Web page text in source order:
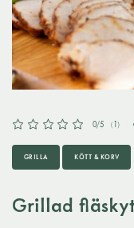
0/5 (1)
GRILLA KÖTT & KORV
Grillad